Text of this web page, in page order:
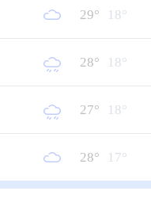
29° 18°
28° 18°
27° 18°
28° 17°